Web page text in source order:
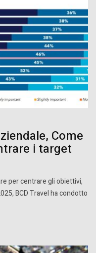
Come
i target
per centrare gli obiettivi,
BCD Travel ha condotto